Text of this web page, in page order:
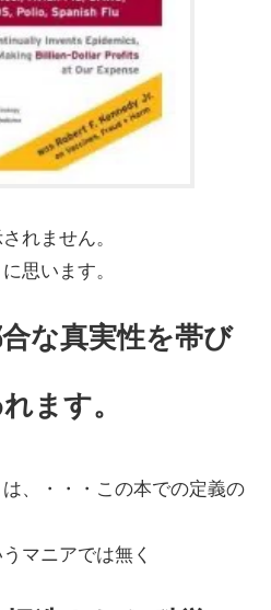
れません。
思います。
な真実性を帯び
ます。
、・・・この本での定義の
マニアでは無く